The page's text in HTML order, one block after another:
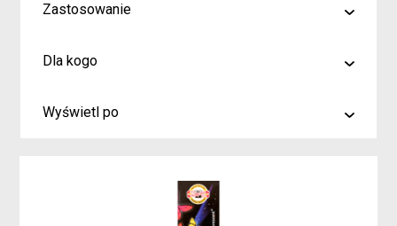
Zastosowanie
malowanie
kreślenie
Dla kogo
Artyści i profesjonaliści
Inspiracje dla rodziców i dzieci
Wyświetl po